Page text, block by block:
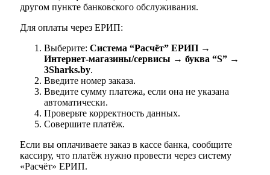
другом пункте банковского обслуживания.
Для оплаты через ЕРИП:
Выберите: Система “Расчёт” ЕРИП →
Интернет-магазины/сервисы → буква “S” →
3Sharks.by.
Введите номер заказа.
Введите сумму платежа, если она не указана
автоматически.
Проверьте корректность данных.
Совершите платёж.
Если вы оплачиваете заказ в кассе банка, сообщите
кассиру, что платёж нужно провести через систему
«Расчёт» ЕРИП.